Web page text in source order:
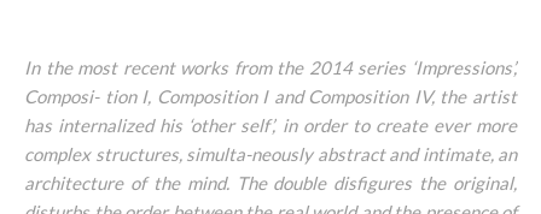
In the most recent works from the 2014 series ‘Impressions’,
Composi- tion I, Composition I and Composition IV, the artist
has internalized his ‘other self’, in order to create ever more
complex structures, simulta-neously abstract and intimate, an
architecture of the mind. The double disfigures the original,